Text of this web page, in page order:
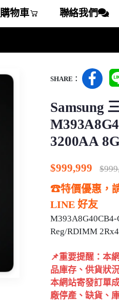
購物車 聯絡我們
SHARE：
Samsung 三星 伺服器記憶體
3200AA
$999,999 $
☎特價優惠，
LINE 好友
M393A8G40CB4-
Reg/RDIMM
📌重要提醒：本
品庫存、供貨狀
本網站寄發訂單
廠停產、缺貨、